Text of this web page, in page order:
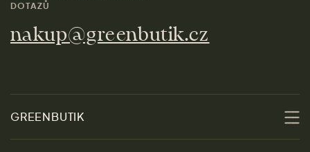
DOTAZŮ
nakup@greenbutik.cz
GREENBUTIK